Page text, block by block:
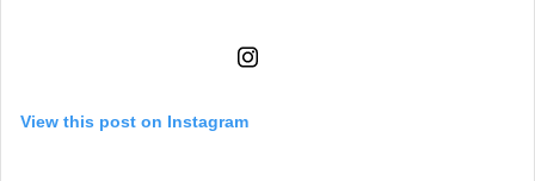
View this post on Instagram